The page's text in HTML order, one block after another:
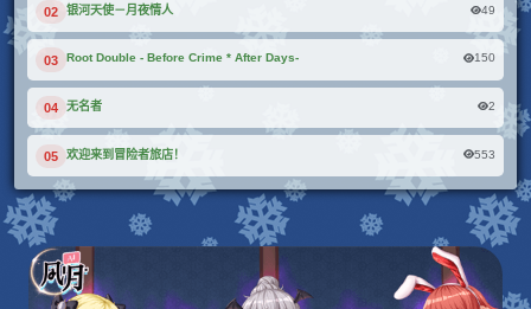
02 银河天使－月夜情人 49
03 Root Double - Before Crime * After Days- 150
04 无名者 2
05 欢迎来到冒险者旅店！ 553